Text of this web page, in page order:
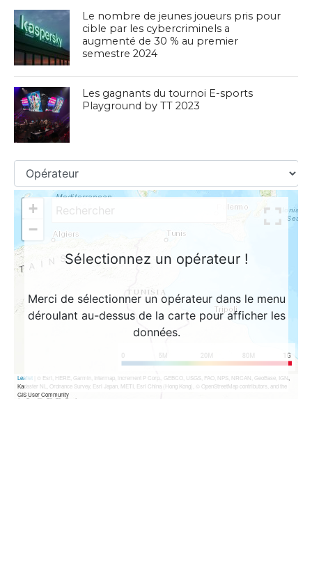
Le nombre de jeunes joueurs pris pour
cible par les cybercriminels a
augmenté de 30 % au premier
semestre 2024
Les gagnants du tournoi E-sports
Playground by TT 2023